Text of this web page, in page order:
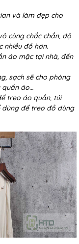
và làm đẹp cho
cùng chắc chắn, độ
nhiều đồ hơn.
áo mặc tại nhà, đến
sạch sẽ cho phòng
quần áo…
treo áo quần, túi
để treo đồ dùng